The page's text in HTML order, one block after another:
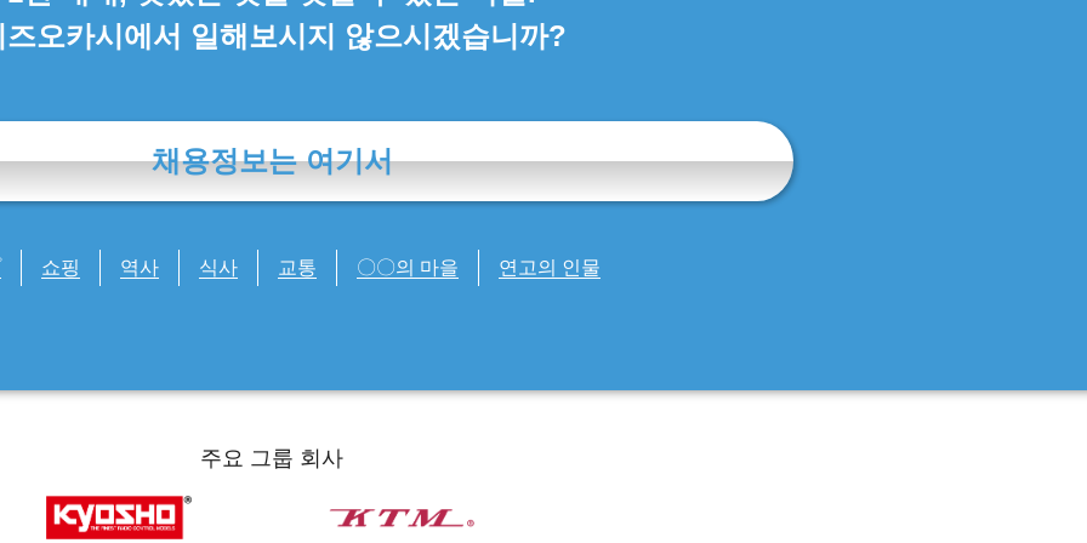
즈오카시에서 일해보시지 않으시겠습니까?
채용정보는 여기서
쇼핑 역사 식사 교통 〇〇의 마을 연고의 인물
주요 그룹 회사